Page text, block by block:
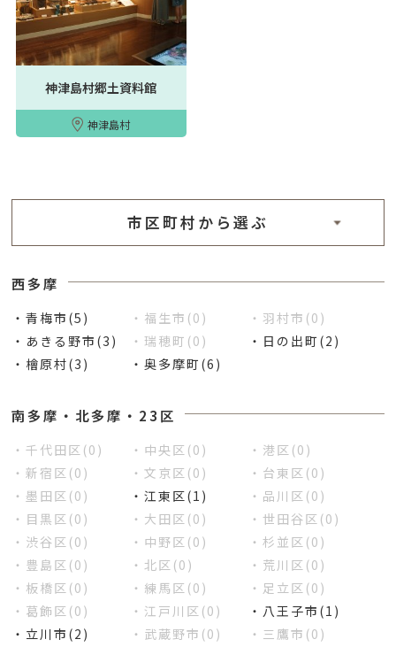
神津島村郷土資料館
神津島村
市区町村から選ぶ
西多摩
・青梅市(5) ・福生市(0)
・羽村市(0)
・あきる野市(3)
・瑞穂町(0)
・日の出町(2)
・檜原村(3)
・奥多摩町(6)
南多摩・北多摩・23区
・千代田区(0) ・中央区(0)
・港区(0)
・新宿区(0)
・文京区(0)
・台東区(0)
・墨田区(0)
・江東区(1)
・品川区(0)
・目黒区(0)
・大田区(0)
・世田谷区(0)
・渋谷区(0)
・中野区(0)
・杉並区(0)
・豊島区(0)
・北区(0)
・荒川区(0)
・板橋区(0)
・練馬区(0)
・足立区(0)
・葛飾区(0)
・江戸川区(0)
・八王子市(1)
・立川市(2)
・武蔵野市(0)
・三鷹市(0)